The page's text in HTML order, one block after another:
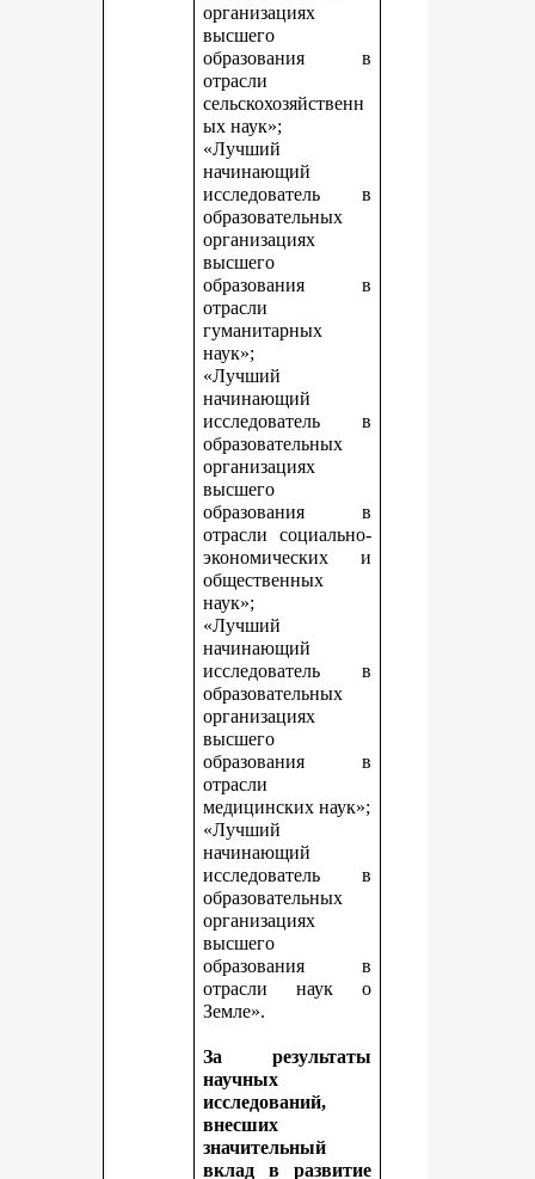
организациях
высшего
образования в
отрасли
сельскохозяйственн
ых наук»;
«Лучший
начинающий
исследователь в
образовательных
организациях
высшего
образования в
отрасли
гуманитарных
наук»;
«Лучший
начинающий
исследователь в
образовательных
организациях
высшего
образования в
отрасли социально-
экономических и
общественных
наук»;
«Лучший
начинающий
исследователь в
образовательных
организациях
высшего
образования в
отрасли
медицинских наук»;
«Лучший
начинающий
исследователь в
образовательных
организациях
высшего
образования в
отрасли наук о
Земле».
За результаты
научных
исследований,
внесших
значительный
вклад в развитие